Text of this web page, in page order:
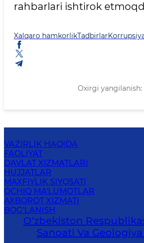
rahbarlari ishtirok
Xalqaro hamkorlikTadbirlar
Oxirgi yangilanish:
VAZIRLIK HAQIDA
FAOLIYAT
DAVLAT XIZMATLARI
HUJJATLAR
MAXFIYLIK SIYOSATI
OCHIQ MA'LUMOTLAR
AXBOROT XIZMATI
BOG‘LANISH
O‘zbekiston
Sanoati Va